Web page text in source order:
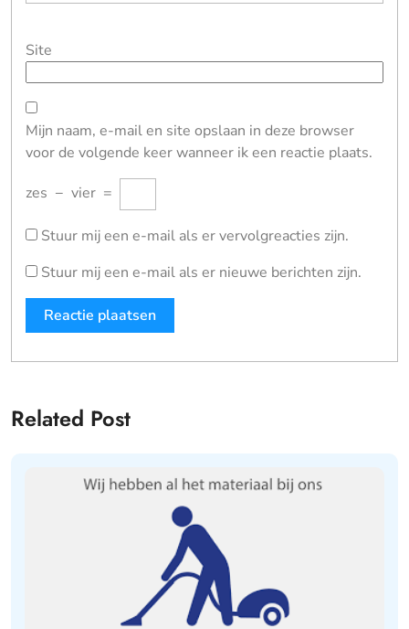
Site
Mijn naam, e-mail en site opslaan in deze browser
voor de volgende keer wanneer ik een reactie plaats.
zes − vier =
Stuur mij een e-mail als er vervolgreacties zijn.
Stuur mij een e-mail als er nieuwe berichten zijn.
Related Post